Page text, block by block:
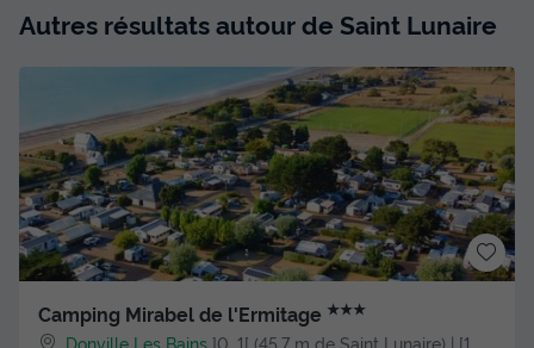
Autres résultats autour de Saint Lunaire
Camping Mirabel de l'Ermitage ★★★
Donville Les Bains ]0, 1[ (45,7 m de Saint Lunaire) | [1,